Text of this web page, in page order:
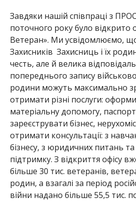
Завдяки нашій співпраці з
поточного року було відкрито
Ветеран». Ми усвідомлюємо,
Захисників Захисниць і їх
честь, але й велика
попереднього запису
родини можуть максимально
отримати різні послуги:
матеріальну допомогу,
зареєструвати бізнес,
отримати консультації: з
бізнесу, з юридичних питань та
підтримку. З відкриття офісу
більше 30 тис. ветеранів, вете
родин, а взагалі за період
війни надано більше 55,5 тис.